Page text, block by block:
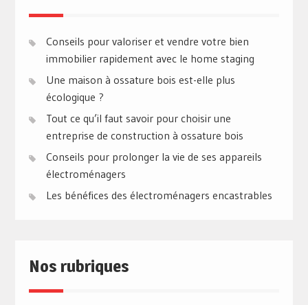
Conseils pour valoriser et vendre votre bien
immobilier rapidement avec le home staging
Une maison à ossature bois est-elle plus
écologique ?
Tout ce qu’il faut savoir pour choisir une
entreprise de construction à ossature bois
Conseils pour prolonger la vie de ses appareils
électroménagers
Les bénéfices des électroménagers encastrables
Nos rubriques